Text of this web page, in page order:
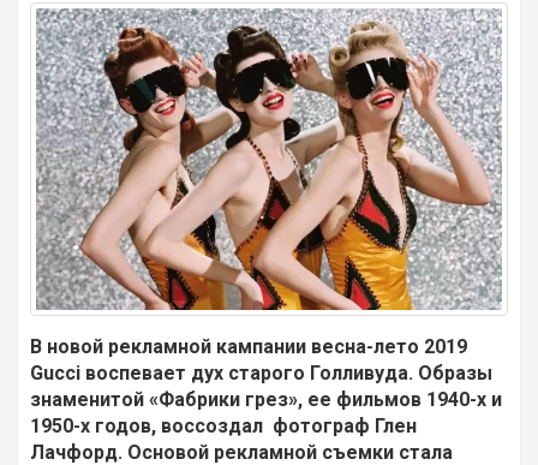
В новой рекламной кампании весна-лето 2019
Gucci воспевает дух старого Голливуда. Образы
знаменитой «Фабрики грез», ее фильмов 1940-х и
1950-х годов, воссоздал фотограф Глен
Лачфорд. Основой рекламной съемки стала